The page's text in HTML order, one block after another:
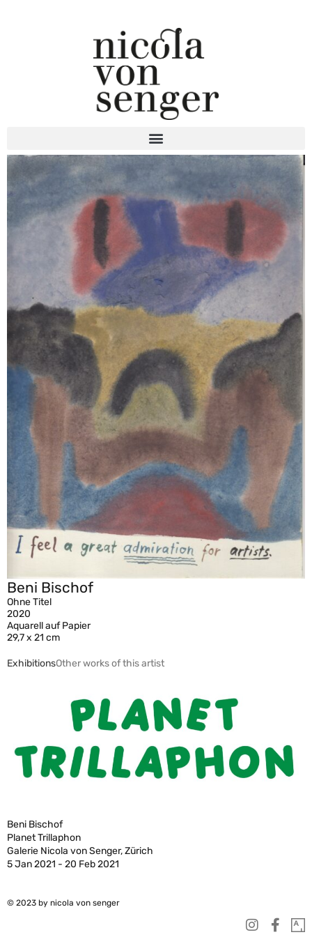
Beni Bischof
Ohne Titel
2020
Aquarell auf Papier
29,7 x 21 cm
ExhibitionsOther works of this artist
Beni Bischof
Planet Trillaphon
Galerie Nicola von Senger, Zürich
5 Jan 2021 - 20 Feb 2021
© 2023 by nicola von senger